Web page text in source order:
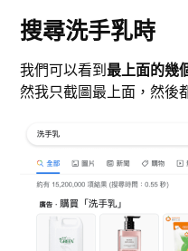
搜尋洗手乳時
我們可以看到 最上面的幾
然我只截圖最上面，然後